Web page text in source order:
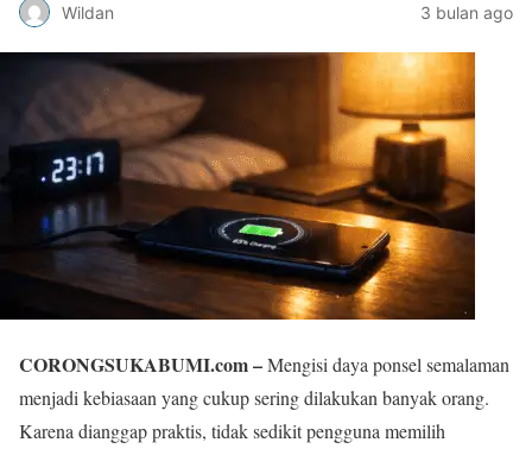
Wildan 3 bulan ago
CORONGSUKABUMI.com –Mengisi daya ponsel semalaman
menjadi kebiasaan yang cukup sering dilakukan banyak orang.
Karena dianggap praktis, tidak sedikit pengguna memilih